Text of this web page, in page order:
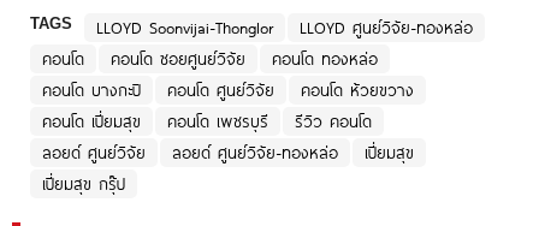
TAGS LLOYD Soonvijai-Thonglor
LLOYD ศูนย์วิจัย-ทองหล่อ
คอนโด
คอนโด ซอยศูนย์วิจัย
คอนโด ทองหล่อ
คอนโด บางกะปิ
คอนโด ศูนย์วิจัย
คอนโด ห้วยขวาง
คอนโด เปี่ยมสุข
คอนโด เพชรบุรี
รีวิว คอนโด
ลอยด์ ศูนย์วิจัย
ลอยด์ ศูนย์วิจัย-ทองหล่อ
เปี่ยมสุข
เปี่ยมสุข กรุ๊ป